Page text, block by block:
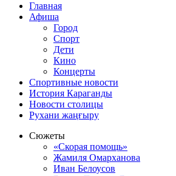
Главная
Афиша
Город
Спорт
Дети
Кино
Концерты
Спортивные новости
История Караганды
Новости столицы
Рухани жаңғыру
Сюжеты
«Скорая помощь»
Жамиля Омарханова
Иван Белоусов